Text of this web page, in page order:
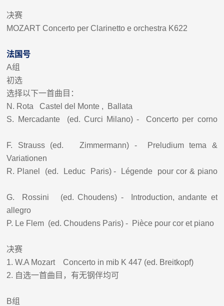
决赛
MOZART Concerto per Clarinetto e orchestra K622
法国号
A组
初选
选择以下一首曲目：
N. Rota Castel del Monte , Ballata
S. Mercadante (ed. Curci Milano) - Concerto per corno
F. Strauss (ed. Zimmermann) - Preludium tema &
Variationen
R. Planel (ed. Leduc Paris) - Légende pour cor & piano
G. Rossini (ed. Choudens) - Introduction, andante et
allegro
P. Le Flem (ed. Choudens Paris) - Pièce pour cor et piano
决赛
1.W.A Mozart Concerto in mib K 447 (ed. Breitkopf)
2. 自选一首曲目，有无钢伴均可
B组